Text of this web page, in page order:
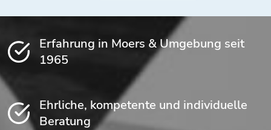
Erfahrung in Moers & Umgebung seit
1965
Ehrliche, kompetente und individuelle
Beratung